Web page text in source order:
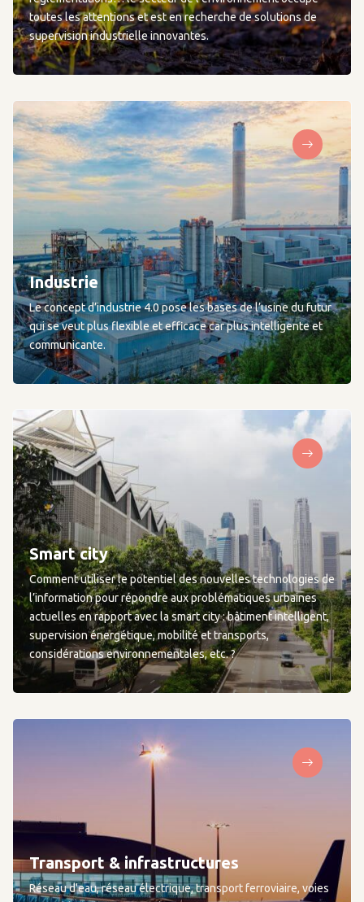
toutes les attentions et est en recherche de solutions de
supervision industrielle innovantes.
Industrie
Le concept d’industrie 4.0 pose les bases de l’usine du futur
qui se veut plus flexible et efficace car plus intelligente et
communicante.
Smart city
Comment utiliser le potentiel des nouvelles technologies de
l’information pour répondre aux problématiques urbaines
actuelles en rapport avec la smart city : bâtiment intelligent,
supervision énergétique, mobilité et transports,
considérations environnementales, etc. ?
Transport & infrastructures
Réseau d'eau, réseau électrique, transport ferroviaire, voies